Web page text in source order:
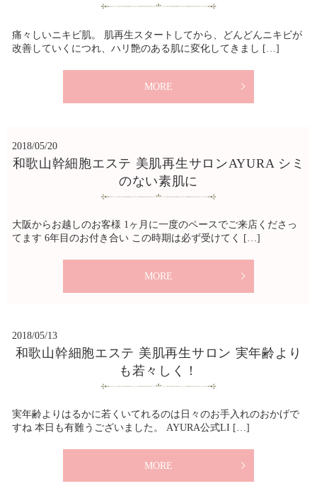
痛々しいニキビ肌。 肌再生スタートしてから、どんどんニキビが
改善していくにつれ、ハリ艶のある肌に変化してきまし […]
MORE
2018/05/20
和歌山幹細胞エステ 美肌再生サロンAYURA シミ
のない素肌に
大阪からお越しのお客様 1ヶ月に一度のペースでご来店くださっ
てます 6年目のお付き合い この時期は必ず受けてく […]
MORE
2018/05/13
和歌山幹細胞エステ 美肌再生サロン 実年齢より
も若々しく！
実年齢よりはるかに若くいてれるのは日々のお手入れのおかげで
すね 本日も有難うございました。 AYURA公式LI […]
MORE